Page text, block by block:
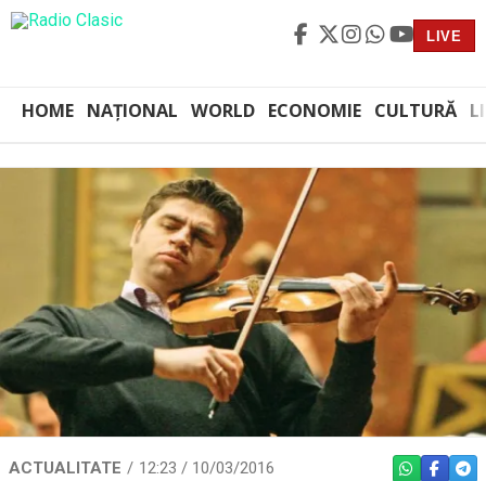
LIVE
HOME NAȚIONAL WORLD ECONOMIE CULTURĂ
ACTUALITATE 12:23 / 10/03/2016 WHATSAPP